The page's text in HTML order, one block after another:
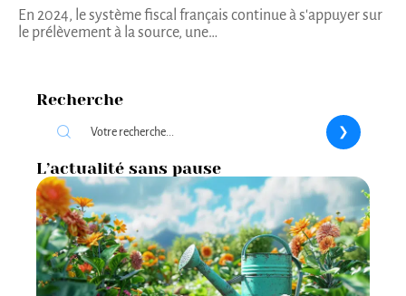
En 2024, le système fiscal français continue à s'appuyer sur
le prélèvement à la source, une…
Recherche
L’actualité sans pause